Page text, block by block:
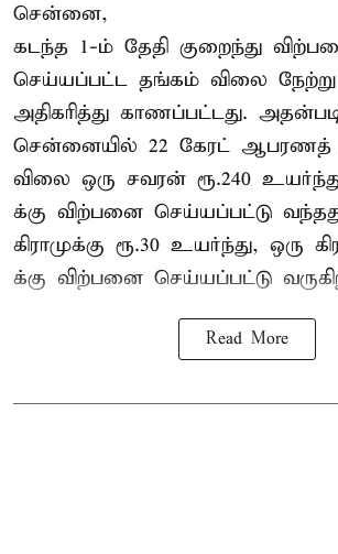
சென்னை,
கடந்த 1-ம் தேதி குறைந்து
செய்யப்பட்ட தங்கம் விலை நேற்று
அதிகரித்து காணப்பட்டது.
சென்னையில் 22 கேரட் ஆபரணத்
விலை ஒரு சவரன் ரூ.240 உயர்ந்து
க்கு விற்பனை செய்யப்பட்டு
கிராமுக்கு ரூ.30 உயர்ந்து, ஒரு
க்கு விற்பனை செய்யப்பட்டு
Read More